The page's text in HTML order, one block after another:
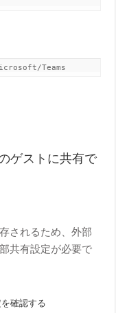
Teams
ゲストに共有で
されるため、外部
共有設定が必要で
確認する